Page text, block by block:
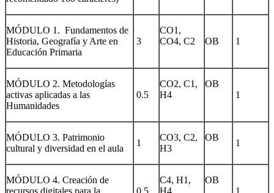
MÓDULO 1. Fundamentos de
Historia, Geografía y Arte en
Educación Primaria
3
CO1,
CO4, C2
OB 1
MÓDULO 2. Metodologías
activas aplicadas a las
Humanidades
0.5
CO2, C1,
H4
OB
1
MÓDULO 3. Patrimonio
cultural y diversidad en el aula
1
CO3, C2,
H3
OB
1
MÓDULO 4. Creación de
C4, H1,
OB